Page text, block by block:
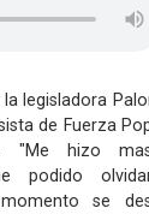
legisladora
de Fuerza
"Me hizo
podido
se